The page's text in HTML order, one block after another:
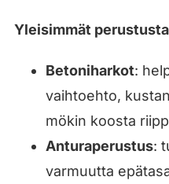
Yleisimmät
Betoniharkot:
vaihtoehto,
mökin koosta
Anturaperustus:
varmuutta